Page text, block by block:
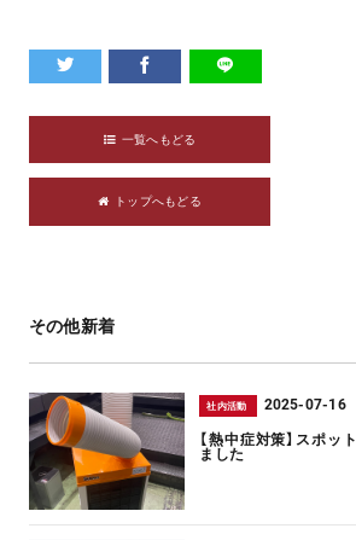
一覧へもどる
トップへもどる
その他新着
社内活動 2025-07-16
【熱中症対策】スポッ
ました